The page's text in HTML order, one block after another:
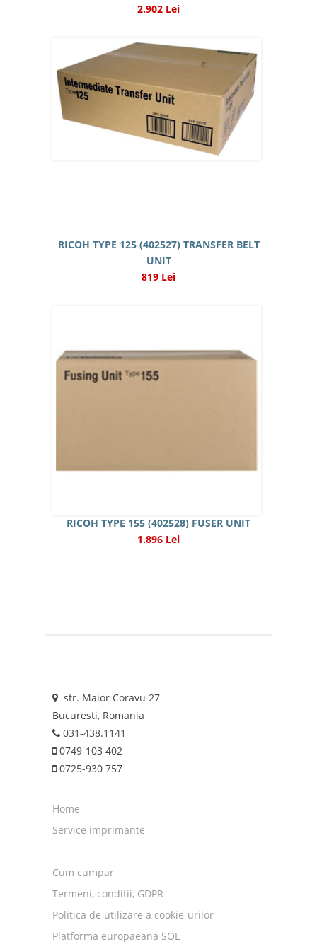
2.902 Lei
RICOH TYPE 125 (402527) TRANSFER BELT
UNIT
819 Lei
RICOH TYPE 155 (402528) FUSER UNIT
1.896 Lei
str. Maior Coravu 27
Bucuresti, Romania
031-438.1141
0749-103 402
0725-930 757
Home
Service imprimante
Cum cumpar
Termeni, conditii, GDPR
Politica de utilizare a cookie-urilor
Platforma europaeana SOL